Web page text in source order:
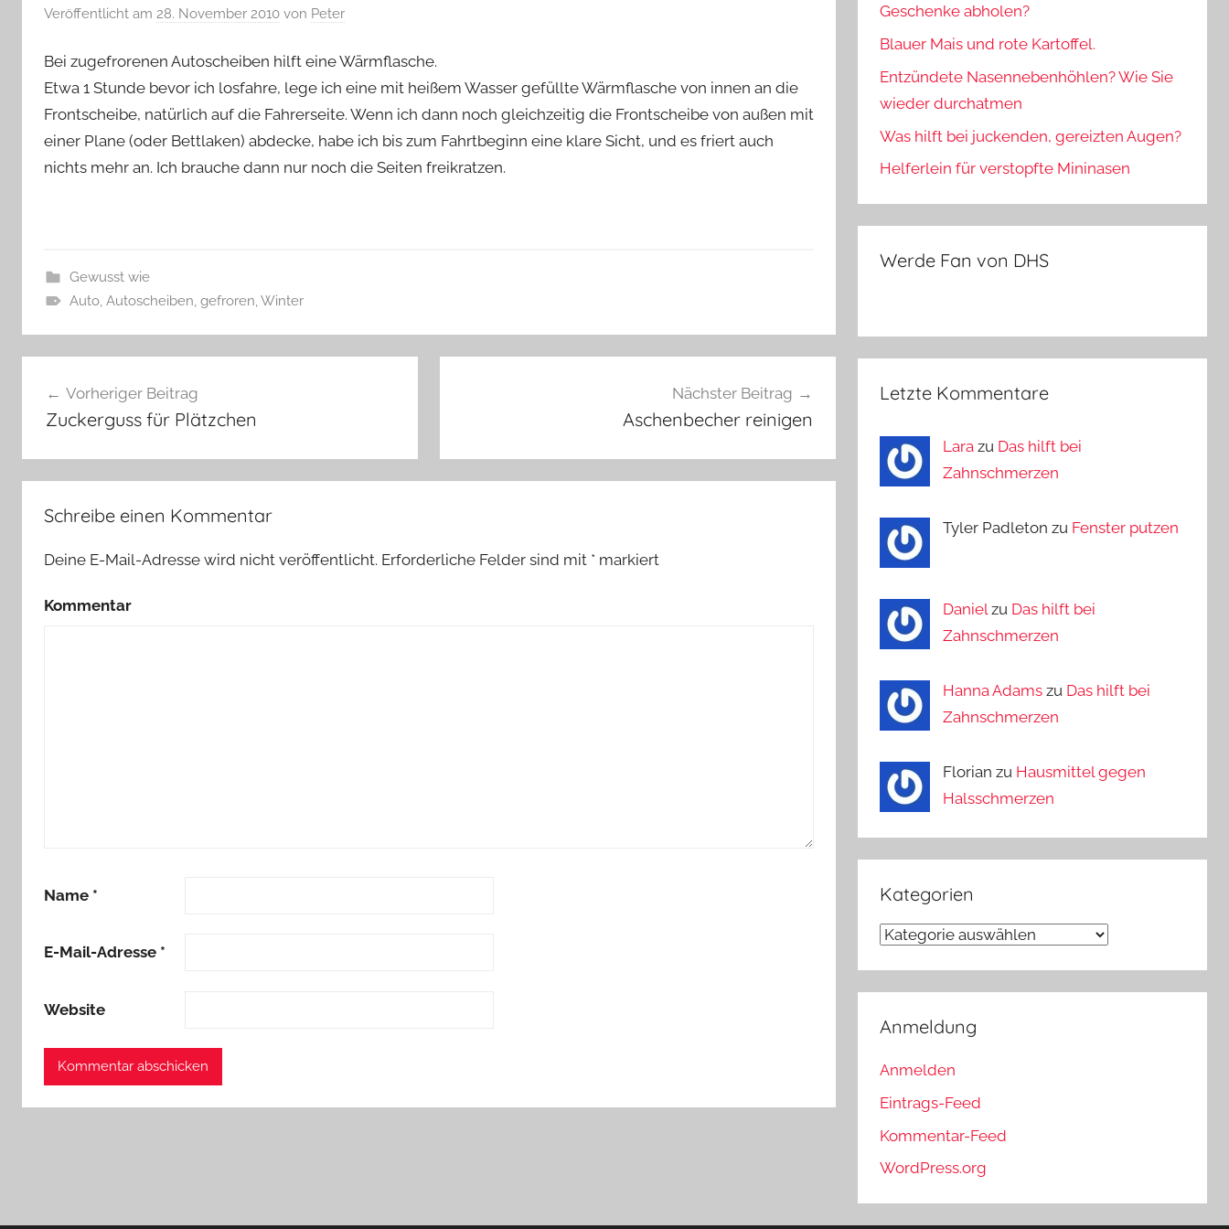
Veröffentlicht am 28. November 2010 von Peter
Bei zugefrorenen Autoscheiben hilft eine Wärmflasche.
Etwa 1 Stunde bevor ich losfahre, lege ich eine mit heißem Wasser gefüllte Wärmflasche von innen an die
Frontscheibe, natürlich auf die Fahrerseite. Wenn ich dann noch gleichzeitig die Frontscheibe von außen mit
einer Plane (oder Bettlaken) abdecke, habe ich bis zum Fahrtbeginn eine klare Sicht, und es friert auch
nichts mehr an. Ich brauche dann nur noch die Seiten freikratzen.
Gewusst wie
Auto, Autoscheiben, gefroren,Winter
Vorheriger Beitrag
Zuckerguss für Plätzchen
Nächster Beitrag
Aschenbecher reinigen
Schreibe einen Kommentar
Deine E-Mail-Adresse wird nicht veröffentlicht. Erforderliche Felder sind mit * markiert
Kommentar
Name *
E-Mail-Adresse *
Website
Geschenke abholen?
Blauer Mais und rote Kartoffel.
Entzündete Nasennebenhöhlen? Wie Sie
wieder durchatmen
Was hilft bei juckenden, gereizten Augen?
Helferlein für verstopfte Mininasen
Werde Fan von DHS
Letzte Kommentare
Larazu Das hilft bei
Zahnschmerzen
Tyler Padleton zu Fenster putzen
Daniel zu Das hilft bei
Zahnschmerzen
Hanna Adamszu Das hilft bei
Zahnschmerzen
Florian zu Hausmittel gegen
Halsschmerzen
Kategorien
Kategorien
Anmeldung
Anmelden
Eintrags-Feed
Kommentar-Feed
WordPress.org